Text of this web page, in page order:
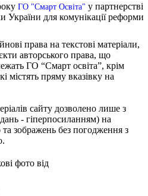
ГО "Смарт Освіта" у партнерстві
України для комунікації реформи
права на текстові матеріали,
авторського права, що
ГО “Смарт освіта”, крім
містять пряму вказівку на
сайту дозволено лише з
- гіперпосиланням) на
зображень без погодження з
фото від